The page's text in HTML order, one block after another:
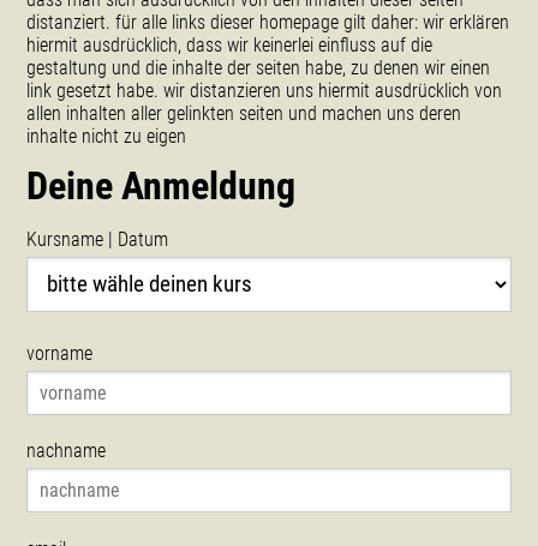
distanziert. für alle links dieser homepage gilt daher: wir erklären
hiermit ausdrücklich, dass wir keinerlei einfluss auf die
gestaltung und die inhalte der seiten habe, zu denen wir einen
link gesetzt habe. wir distanzieren uns hiermit ausdrücklich von
allen inhalten aller gelinkten seiten und machen uns deren
inhalte nicht zu eigen
Deine Anmeldung
Kursname | Datum
vorname
nachname